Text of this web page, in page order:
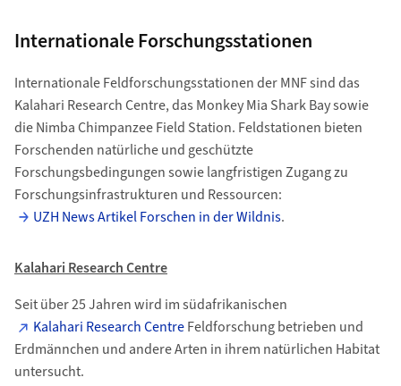
Internationale Forschungsstationen
Internationale Feldforschungsstationen der MNF sind das
Kalahari Research Centre, das Monkey Mia Shark Bay sowie
die Nimba Chimpanzee Field Station. Feldstationen bieten
Forschenden natürliche und geschützte
Forschungsbedingungen sowie langfristigen Zugang zu
Forschungsinfrastrukturen und Ressourcen:
UZH News Artikel Forschen in der Wildnis.
Kalahari Research Centre
Seit über 25 Jahren wird im südafrikanischen
Kalahari Research CentreFeldforschung betrieben und
Erdmännchen und andere Arten in ihrem natürlichen Habitat
untersucht.